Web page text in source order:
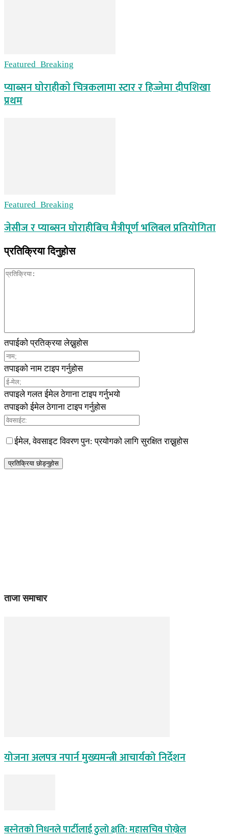
Featured_Breaking
प्याब्सन घाेराहीकाे चित्रकलामा स्टार र हिज्जेमा दीपशिखा
प्रथम
Featured_Breaking
जेसीज र प्याब्सन घाेराहीबिच मैत्रीपूर्ण भलिबल प्रतियोगिता
प्रतिक्रिया दिनुहोस
तपाईको प्रतिक्रया लेख्नुहोस
तपाइको नाम टाइप गर्नुहोस
तपाइले गलत ईमेल ठेगाना टाइप गर्नुभयो
तपाइको ईमेल ठेगाना टाइप गर्नुहोस
ईमेल, वेवसाइट विवरण पुन: प्रयोगको लागि सुरक्षित राख्नुहोस
ताजा समाचार
योजना अलपत्र नपार्न मुख्यमन्त्री आचार्यको निर्देशन
बस्नेतकाे निधनले पार्टीलाई ठुलाे क्षति: महासचिव पाेख्रेल